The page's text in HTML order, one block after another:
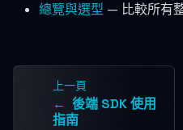
總覽與選型 — 比較所有
上一頁
後端 SDK 使用
指南